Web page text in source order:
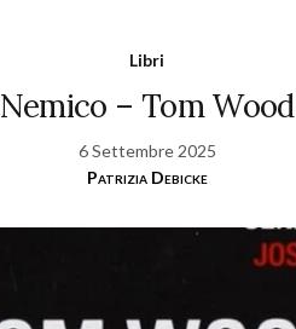
Libri
Nemico – Tom Wood
6 Settembre 2025
Patrizia Debicke